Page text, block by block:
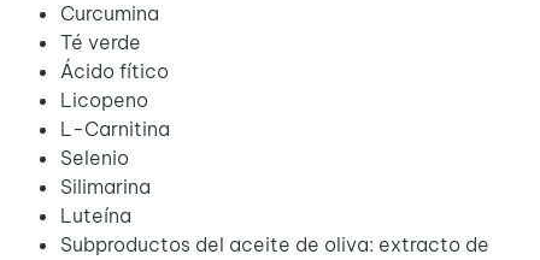
Curcumina
Té verde
Ácido fítico
Licopeno
L-Carnitina
Selenio
Silimarina
Luteína
Subproductos del aceite de oliva: extracto de